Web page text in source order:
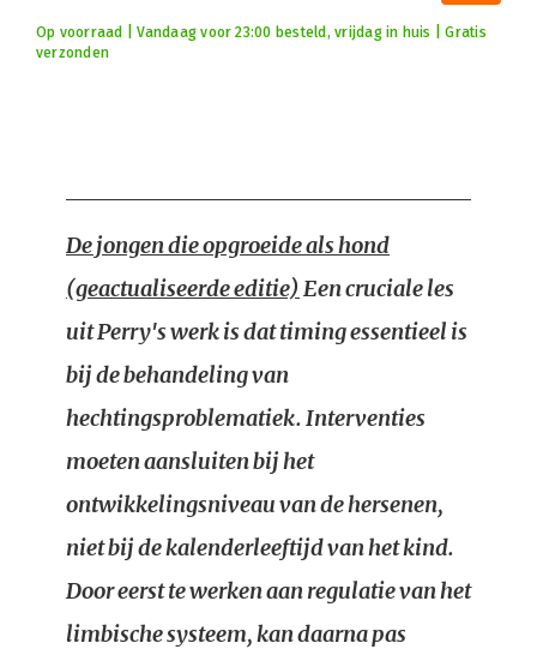
Op voorraad | Vandaag voor 23:00 besteld, vrijdag in huis | Gratis
verzonden
De jongen die opgroeide als hond
(geactualiseerde editie) Een cruciale les
uit Perry's werk is dat timing essentieel is
bij de behandeling van
hechtingsproblematiek. Interventies
moeten aansluiten bij het
ontwikkelingsniveau van de hersenen,
niet bij de kalenderleeftijd van het kind.
Door eerst te werken aan regulatie van het
limbische systeem, kan daarna pas